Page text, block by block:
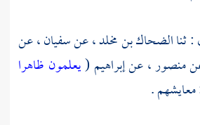
ثناالضحاك بن مخلد ،عنسفيان ،عن
منصور ،عنإبراهيم (يعلمون ظاهرا
.